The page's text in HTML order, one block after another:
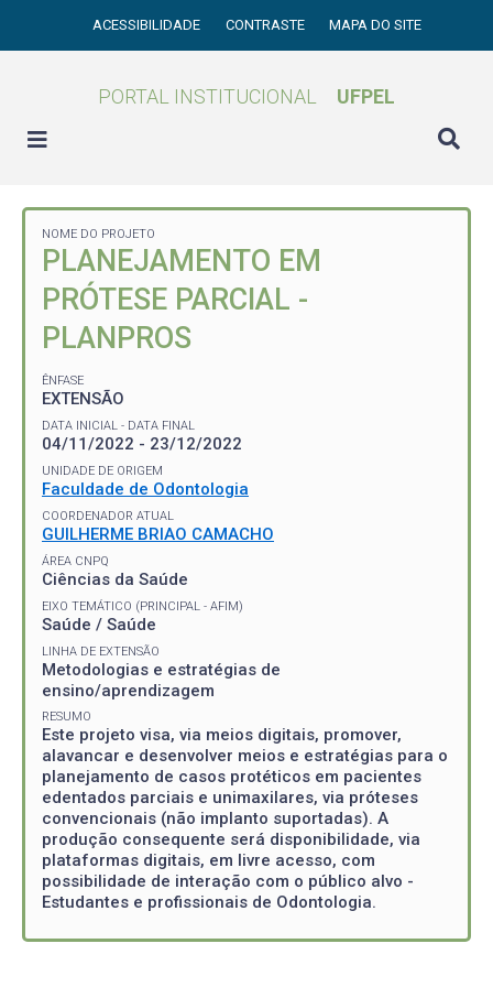
ACESSIBILIDADE CONTRASTE MAPA DO SITE
PORTAL INSTITUCIONAL UFPEL
NOME DO PROJETO
PLANEJAMENTO EM
PRÓTESE PARCIAL -
PLANPROS
ÊNFASE
EXTENSÃO
DATA INICIAL - DATA FINAL
04/11/2022 - 23/12/2022
UNIDADE DE ORIGEM
Faculdade de Odontologia
COORDENADOR ATUAL
GUILHERME BRIAO CAMACHO
ÁREA CNPQ
Ciências da Saúde
EIXO TEMÁTICO (PRINCIPAL - AFIM)
Saúde / Saúde
LINHA DE EXTENSÃO
Metodologias e estratégias de
ensino/aprendizagem
RESUMO
Este projeto visa, via meios digitais, promover,
alavancar e desenvolver meios e estratégias para o
planejamento de casos protéticos em pacientes
edentados parciais e unimaxilares, via próteses
convencionais (não implanto suportadas). A
produção consequente será disponibilidade, via
plataformas digitais, em livre acesso, com
possibilidade de interação com o público alvo -
Estudantes e profissionais de Odontologia.